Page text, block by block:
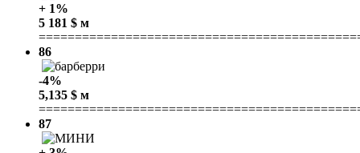
+ 1%
5 181 $ м
86
-4%
5,135 $ м
87